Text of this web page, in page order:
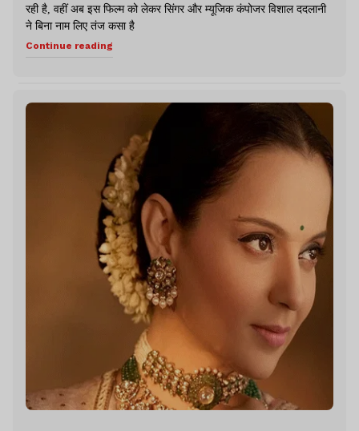
रही है, वहीं अब इस फिल्म को लेकर सिंगर और म्यूजिक कंपोजर विशाल ददलानी
ने बिना नाम लिए तंज कसा है
Continue reading